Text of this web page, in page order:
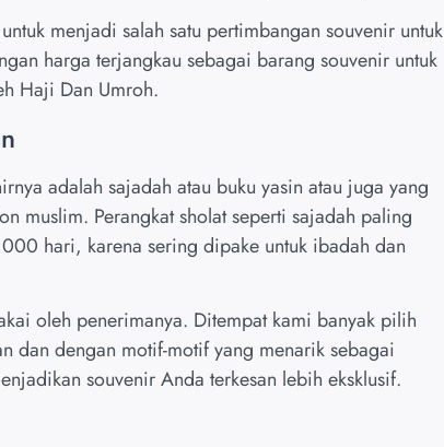
menjadi salah satu pertimbangan souvenir untuk
harga terjangkau sebagai barang souvenir untuk
Haji Dan Umroh.
adalah sajadah atau buku yasin atau juga yang
muslim. Perangkat sholat seperti sajadah paling
hari, karena sering dipake untuk ibadah dan
oleh penerimanya. Ditempat kami banyak pilih
dan dengan motif-motif yang menarik sebagai
souvenir Anda terkesan lebih eksklusif.